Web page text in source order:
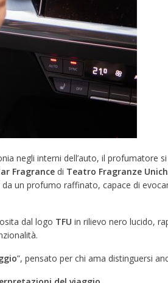
negli interni dell’auto, il profumatore
Fragrancedi Teatro Fragranze
da un profumo raffinato, capace di
dal logo TFU in rilievo nero lucido,
”, pensato per chi ama distinguersi